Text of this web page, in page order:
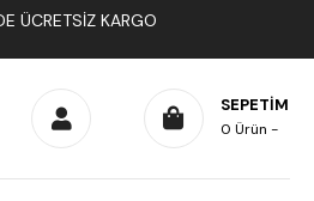
ÜCRETSIZ KARGO
SEPETIM
0 Ürün